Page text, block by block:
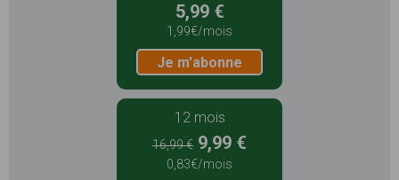
5,99 €
1,99€/mois
Je m'abonne
12 mois
16,99 € 9,99 €
0,83€/mois